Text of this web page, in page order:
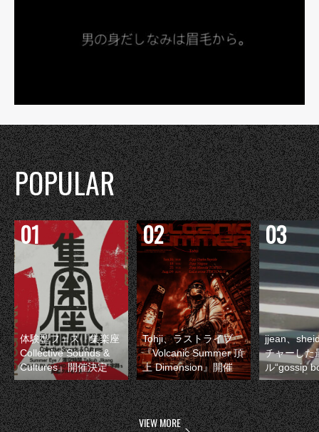
POPULAR
体験型フェス『集楽座
Collective Sounds &
Cultures』開催決定
Tohji、ラストライブ
『Volcanic Summer 頂
上 Dimension』開催
jjean、
チャーした
ル“gossip
VIEW MORE